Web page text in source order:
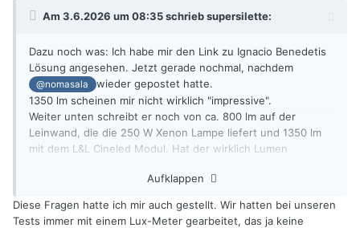
Am 3.6.2026 um 08:35 schriebsupersilette:
Dazu noch was: Ich habe mir den Link zu Ignacio Benedetis
Lösung angesehen. Jetzt gerade nochmal, nachdem
@nomasala
wieder gepostet hatte.
1350 lm scheinen mir nicht wirklich "impressive".
Weiter unten schreibt er noch von ca. 800 lm auf der
Leinwand, die die 250 W Xenon Lampe liefert und 1350 lm
mit dem L&L Cineled Modul. Hat der wirklich Lumen
liefern einen Lampenlichtstrom von 12500 lm.
noch auf das zweite Kapitel warten.
Aufklappen
Diese Fragen hatte ich mir auch gestellt. Wir hatten bei unseren
Tests immer mit einem Lux-Meter gearbeitet, das ja keine